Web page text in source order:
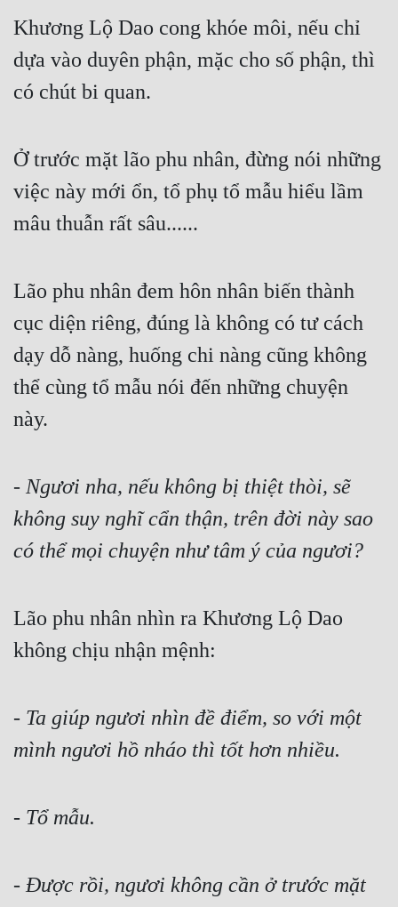
Huyền Ảo
Hài Hước
Hệ Thống
Khoa Huyễn
Khoa Huyễn Không Gian
Kỳ Ảo
Linh Dị
Làm Giàu
Mưu Mô
Mạt Thế
Mỹ Thực
Ngược
Nữ Cường
Phản Phái
Quân Sự
Khương Lộ Dao cong khóe môi, nếu chỉ
dựa vào duyên phận, mặc cho số phận, thì
có chút bi quan.
Ở trước mặt lão phu nhân, đừng nói những
việc này mới ổn, tổ phụ tổ mẫu hiểu lầm
mâu thuẫn rất sâu......
Lão phu nhân đem hôn nhân biến thành
cục diện riêng, đúng là không có tư cách
dạy dỗ nàng, huống chi nàng cũng không
thể cùng tổ mẫu nói đến những chuyện
này.
- Ngươi nha, nếu không bị thiệt thòi, sẽ
không suy nghĩ cẩn thận, trên đời này sao
có thể mọi chuyện như tâm ý của ngươi?
Lão phu nhân nhìn ra Khương Lộ Dao
không chịu nhận mệnh:
- Ta giúp ngươi nhìn đề điểm, so với một
mình ngươi hồ nháo thì tốt hơn nhiều.
- Tổ mẫu.
- Được rồi, ngươi không cần ở trước mặt